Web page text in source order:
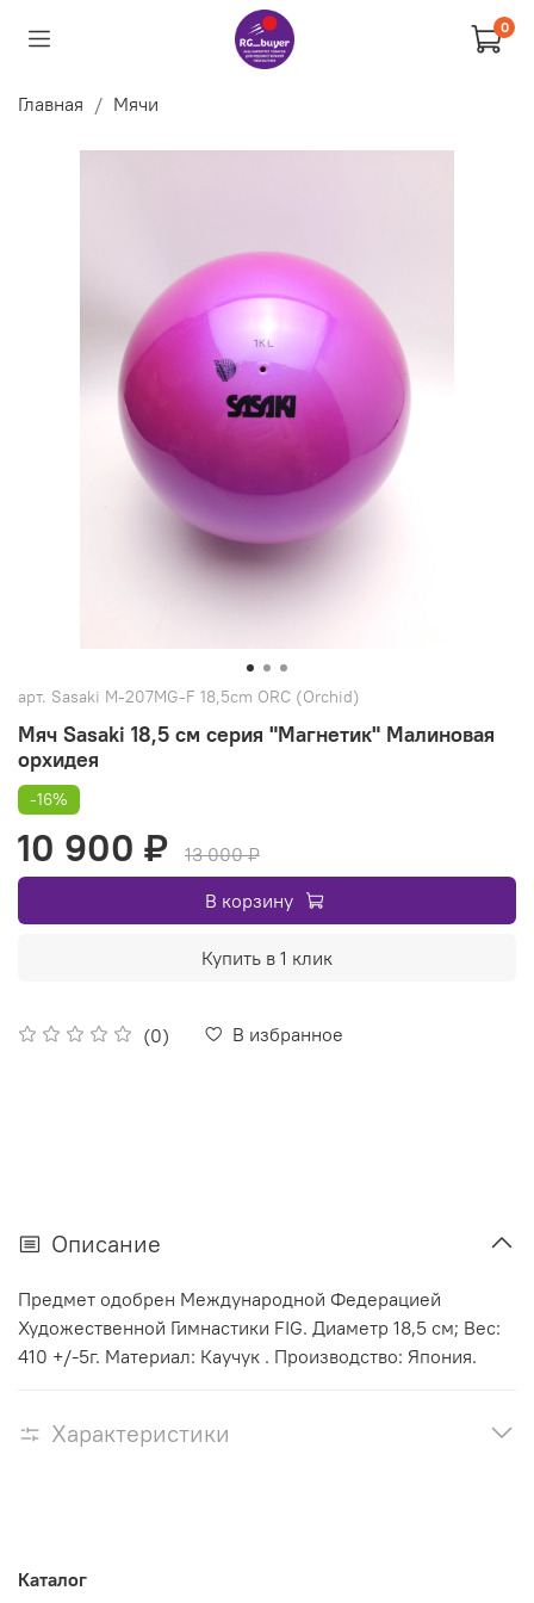
0
Главная Мячи
арт. Sasaki M-207MG-F 18,5cm ORC (Orchid)
Мяч Sasaki 18,5 см серия "Магнетик" Малиновая
орхидея
(0) В избранное
-16%
10 900 ₽
13 000 ₽
В корзину
Купить в 1 клик
Описание
Предмет одобрен Международной Федерацией
Художественной Гимнастики FIG. Диаметр 18,5 см; Вес:
410 +/-5г. Материал: Каучук . Производство: Япония.
Характеристики
Каталог